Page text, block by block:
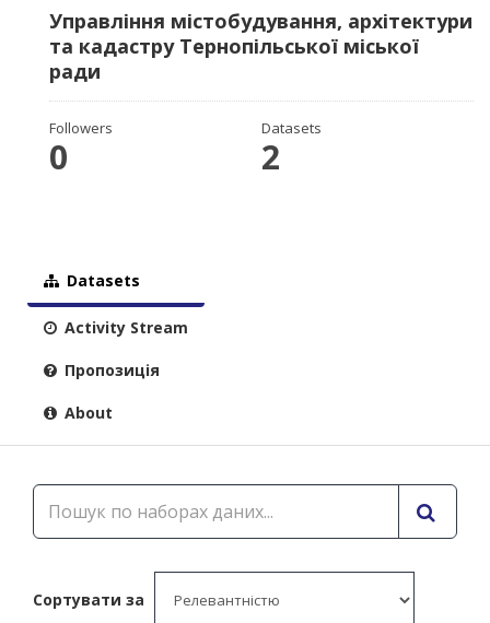
Управління містобудування, архітектури
та кадастру Тернопільської міської
ради
Followers
0
Datasets
2
Datasets
Activity Stream
Пропозиція
About
Сортувати за